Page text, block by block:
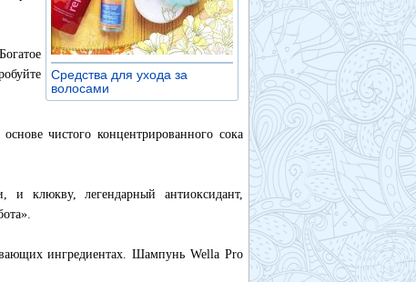
Средства для ухода за
волосами
чистого концентрированного сока
и клюкву, легендарный антиоксидант,
ингредиентах. Шампунь Wella Pro